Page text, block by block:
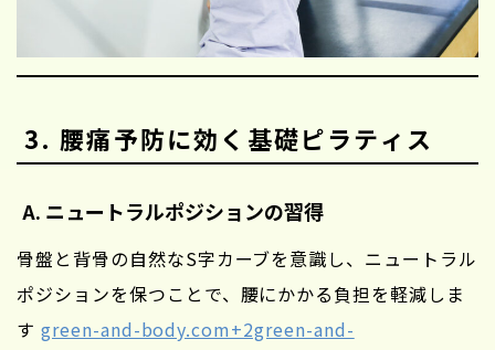
3. 腰痛予防に効く基礎ピラティス
A. ニュートラルポジションの習得
骨盤と背骨の自然なS字カーブを意識し、ニュートラル
ポジションを保つことで、腰にかかる負担を軽減しま
す green-and-body.com+2green-and-